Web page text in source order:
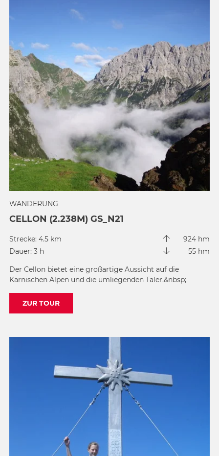
WANDERUNG
CELLON (2.238M) GS_N21
Strecke: 4.5 km
924 hm
Dauer: 3 h
55 hm
Der Cellon bietet eine großartige Aussicht auf die
Karnischen Alpen und die umliegenden Täler.&nbsp;
ZUR TOUR